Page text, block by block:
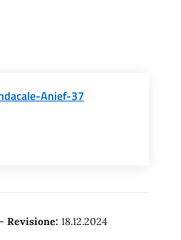
Anief-37
- Revisione: 18.12.2024